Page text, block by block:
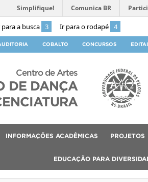
a busca 3 Ir para o rodapé 4
Simplifique! Comunica BR
COBALTO CONCURSOS
Centro de Artes
DE DANÇA
INFORMAÇÕES ACADÊMICAS PROJETOS
EDUCAÇÃO PARA